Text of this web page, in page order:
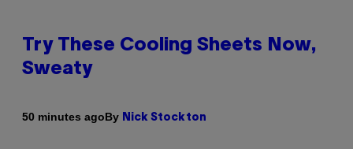
Try These Cooling Sheets Now,
Sweaty
50 minutes agoBy Nick Stockton